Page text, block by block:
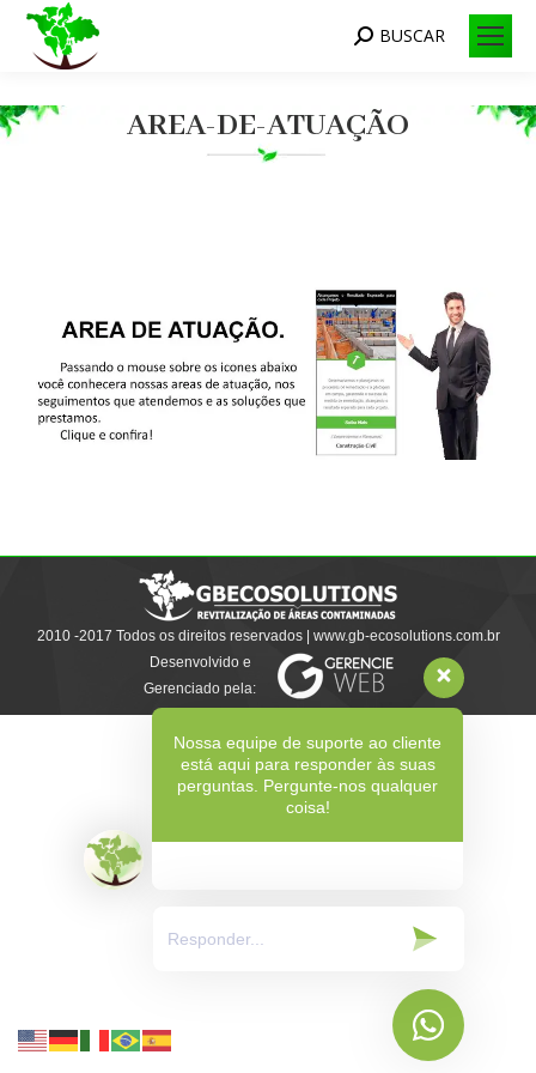
Search:
BUSCAR
AREA-DE-ATUAÇÃO
Você está aqui:
2010 -2017 Todos os direitos reservados | www.gb-ecosolutions.com.br
Desenvolvido e
Gerenciado pela:
Nossa equipe de suporte ao cliente
está aqui para responder às suas
perguntas. Pergunte-nos qualquer
coisa!